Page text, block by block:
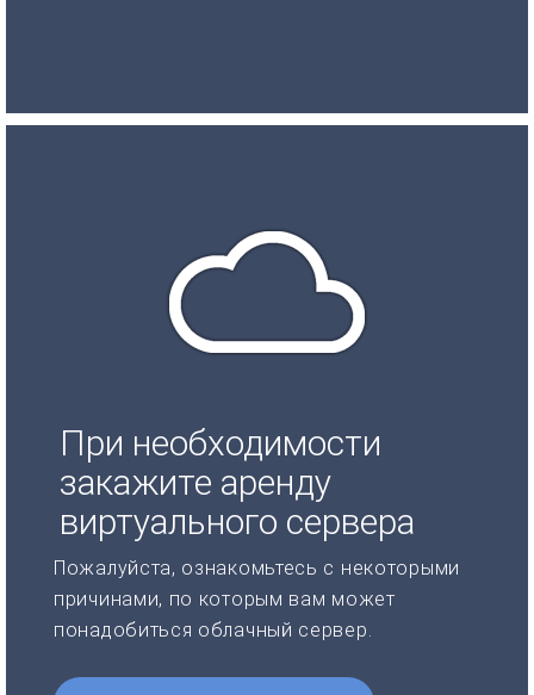
При необходимости
закажите аренду
виртуального сервера
Пожалуйста, ознакомьтесь с некоторыми
причинами, по которым вам может
понадобиться облачный сервер.